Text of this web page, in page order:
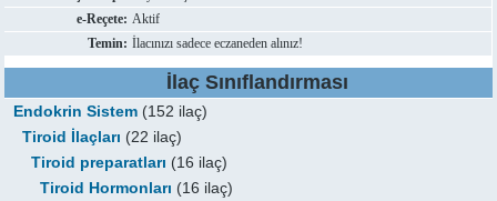
e-Reçete: Aktif
Temin: İlacınızı sadece eczaneden alınız!
İlaç Sınıflandırması
Endokrin Sistem (152 ilaç)
Tiroid İlaçları (22 ilaç)
Tiroid preparatları (16 ilaç)
Tiroid Hormonları (16 ilaç)